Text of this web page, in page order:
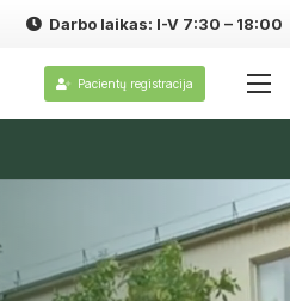
Darbo laikas: I-V 7:30 – 18:00
Pacientų registracija